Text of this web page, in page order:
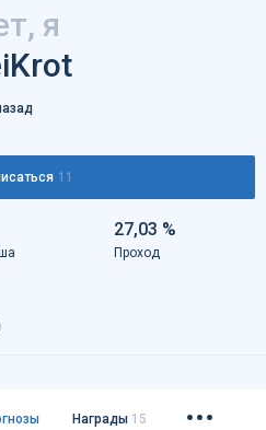
я
11
27,03 %
Проход
Награды 15